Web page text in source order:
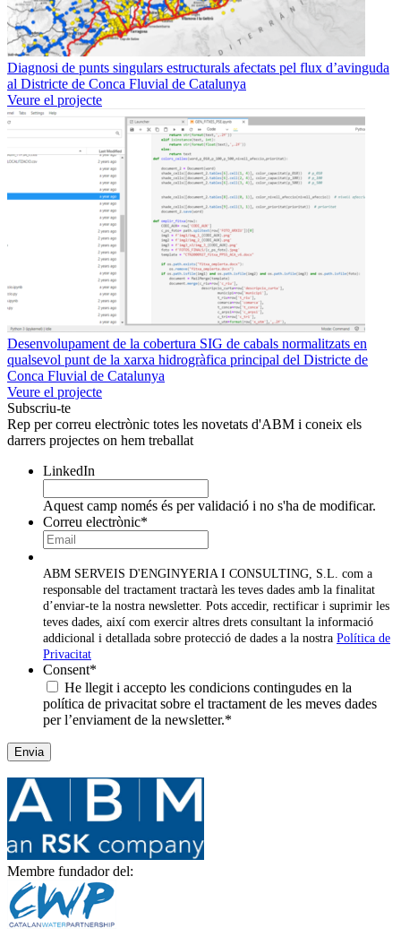
Diagnosi de punts singulars estructurals afectats pel flux d’avinguda
al Districte de Conca Fluvial de Catalunya
Veure el projecte
Desenvolupament de la cobertura SIG de cabals normalitzats en
qualsevol punt de la xarxa hidrogràfica principal del Districte de
Conca Fluvial de Catalunya
Veure el projecte
Subscriu-te
Rep per correu electrònic totes les novetats d'ABM i coneix els
darrers projectes on hem treballat
LinkedIn
Aquest camp només és per validació i no s'ha de modificar.
Correu electrònic*
ABM SERVEIS D'ENGINYERIA I CONSULTING, S.L. com a
responsable del tractament tractarà les teves dades amb la finalitat
d’enviar-te la nostra newsletter. Pots accedir, rectificar i suprimir les
teves dades, així com exercir altres drets consultant la informació
addicional i detallada sobre protecció de dades a la nostra Política de
Privacitat
Consent*
He llegit i accepto les condicions contingudes en la
política de privacitat sobre el tractament de les meves dades
per l’enviament de la newsletter.*
Membre fundador del: